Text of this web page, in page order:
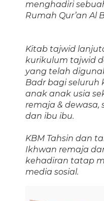
menghadiri
Rumah Qur’an Al
Kitab tajwid
kurikulum tajwid
yang telah
Badr bagi seluruh
anak anak usia
remaja & dewasa,
dan ibu ibu.
KBM Tahsin dan
Ikhwan remaja
kehadiran tatap
media sosial.